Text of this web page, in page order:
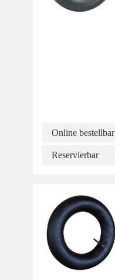
Online bestellbar
Reservierbar